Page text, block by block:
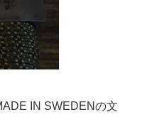
IN SWEDENの文